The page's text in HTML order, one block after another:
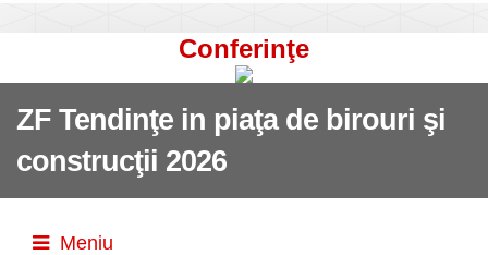
Conferinţe
ZF Tendinţe in piaţa de birouri şi
construcţii 2026
Meniu